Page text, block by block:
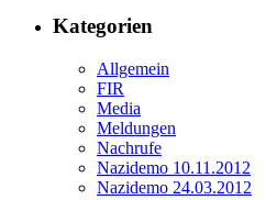
Kategorien
Allgemein
FIR
Media
Meldungen
Nachrufe
Nazidemo 10.11.2012
Nazidemo 24.03.2012